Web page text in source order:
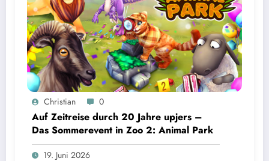
Christian 0
Auf Zeitreise durch 20 Jahre upjers –
Das Sommerevent in Zoo 2: Animal Park
19. Juni 2026